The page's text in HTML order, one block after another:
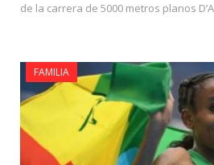
de la carrera de 5000 metros planos
FAMILIA